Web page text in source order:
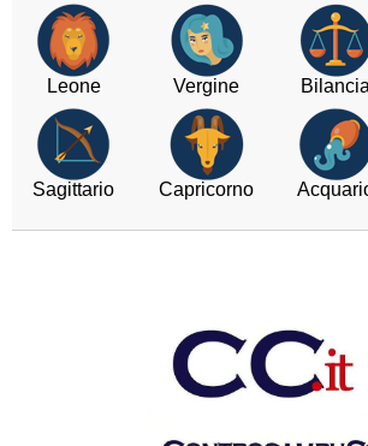
Leone Vergine Bilancia
Sagittario Capricorno